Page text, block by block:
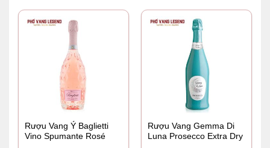
Rượu Vang Ý Baglietti
Vino Spumante Rosé
Rượu Vang Gemma Di
Luna Prosecco Extra Dry